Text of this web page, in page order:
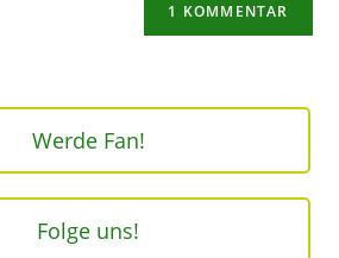
Werde Fan!
Folge uns!